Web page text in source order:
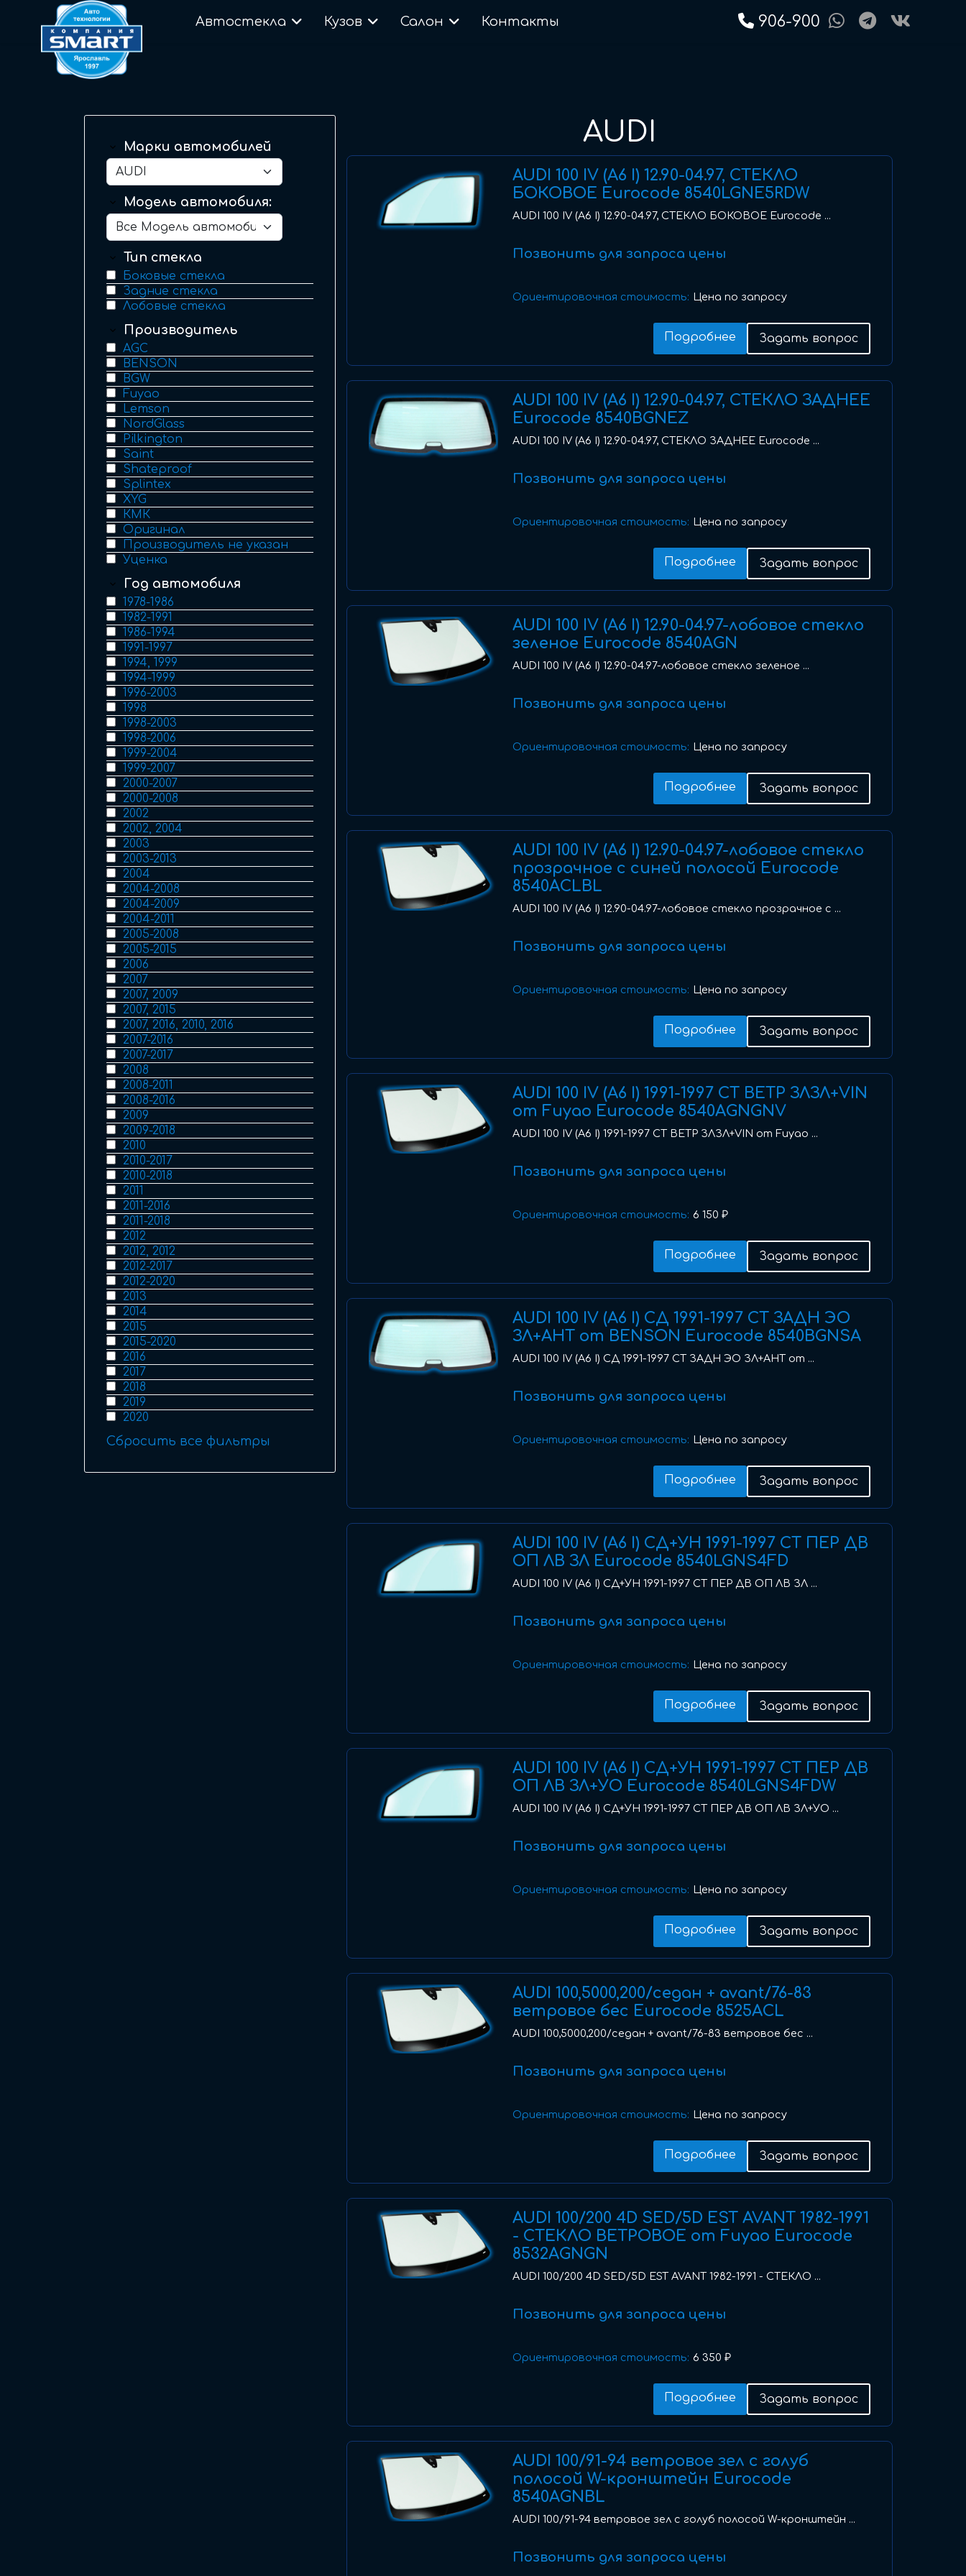
Автостекла Кузов Салон Контакты 906-900
Марки автомобилей
Модель автомобиля:
Тип стекла
Боковые стекла
Задние стекла
Лобовые стекла
Производитель
AGC
BENSON
BGW
Fuyao
Lemson
NordGlass
Pilkington
Saint
Shateproof
Splintex
XYG
КМК
Оригинал
Производитель не указан
Уценка
Год автомобиля
1978-1986
1982-1991
1986-1994
1991-1997
1994, 1999
1994-1999
1996-2003
1998
1998-2003
1998-2006
1999-2004
1999-2007
2000-2007
2000-2008
2002
2002, 2004
2003
2003-2013
2004
2004-2008
2004-2009
2004-2011
2005-2008
2005-2015
2006
2007
2007, 2009
2007, 2015
2007, 2016, 2010, 2016
2007-2016
2007-2017
2008
2008-2011
2008-2016
2009
2009-2018
2010
2010-2017
2010-2018
2011
2011-2016
2011-2018
2012
2012, 2012
2012-2017
2012-2020
2013
2014
2015
2015-2020
2016
2017
2018
2019
2020
Сбросить все фильтры
AUDI
AUDI 100 IV (A6 I) 12.90-04.97, СТЕКЛО
БОКОВОЕ Eurocode 8540LGNE5RDW
AUDI 100 IV (A6 I) 12.90-04.97, СТЕКЛО БОКОВОЕ Eurocode ...
Позвонить для запроса цены
Ориентировочная стоимость: Цена по запросу
Подробнее Задать вопрос
AUDI 100 IV (A6 I) 12.90-04.97, СТЕКЛО ЗАДНЕЕ
Eurocode 8540BGNEZ
AUDI 100 IV (A6 I) 12.90-04.97, СТЕКЛО ЗАДНЕЕ Eurocode ...
Позвонить для запроса цены
Ориентировочная стоимость: Цена по запросу
Подробнее Задать вопрос
AUDI 100 IV (A6 I) 12.90-04.97-лобовое стекло
зеленое Eurocode 8540AGN
AUDI 100 IV (A6 I) 12.90-04.97-лобовое стекло зеленое ...
Позвонить для запроса цены
Ориентировочная стоимость: Цена по запросу
Подробнее Задать вопрос
AUDI 100 IV (A6 I) 12.90-04.97-лобовое стекло
прозрачное с синей полосой Eurocode
8540ACLBL
AUDI 100 IV (A6 I) 12.90-04.97-лобовое стекло прозрачное с ...
Позвонить для запроса цены
Ориентировочная стоимость: Цена по запросу
Подробнее Задать вопрос
AUDI 100 IV (A6 I) 1991-1997 СТ ВЕТР ЗЛЗЛ+VIN
от Fuyao Eurocode 8540AGNGNV
AUDI 100 IV (A6 I) 1991-1997 СТ ВЕТР ЗЛЗЛ+VIN от Fuyao ...
Позвонить для запроса цены
Ориентировочная стоимость: 6 150 ₽
Подробнее Задать вопрос
AUDI 100 IV (A6 I) СД 1991-1997 СТ ЗАДН ЭО
ЗЛ+АНТ от BENSON Eurocode 8540BGNSA
AUDI 100 IV (A6 I) СД 1991-1997 СТ ЗАДН ЭО ЗЛ+АНТ от ...
Позвонить для запроса цены
Ориентировочная стоимость: Цена по запросу
Подробнее Задать вопрос
AUDI 100 IV (A6 I) СД+УН 1991-1997 СТ ПЕР ДВ
ОП ЛВ ЗЛ Eurocode 8540LGNS4FD
AUDI 100 IV (A6 I) СД+УН 1991-1997 СТ ПЕР ДВ ОП ЛВ ЗЛ ...
Позвонить для запроса цены
Ориентировочная стоимость: Цена по запросу
Подробнее Задать вопрос
AUDI 100 IV (A6 I) СД+УН 1991-1997 СТ ПЕР ДВ
ОП ЛВ ЗЛ+УО Eurocode 8540LGNS4FDW
AUDI 100 IV (A6 I) СД+УН 1991-1997 СТ ПЕР ДВ ОП ЛВ ЗЛ+УО ...
Позвонить для запроса цены
Ориентировочная стоимость: Цена по запросу
Подробнее Задать вопрос
AUDI 100,5000,200/седан + avant/76-83
ветровое бес Eurocode 8525ACL
AUDI 100,5000,200/седан + avant/76-83 ветровое бес ...
Позвонить для запроса цены
Ориентировочная стоимость: Цена по запросу
Подробнее Задать вопрос
AUDI 100/200 4D SED/5D EST AVANT 1982-1991
- СТЕКЛО ВЕТРОВОЕ от Fuyao Eurocode
8532AGNGN
AUDI 100/200 4D SED/5D EST AVANT 1982-1991 - СТЕКЛО ...
Позвонить для запроса цены
Ориентировочная стоимость: 6 350 ₽
Подробнее Задать вопрос
AUDI 100/91-94 ветровое зел с голуб
полосой W-кронштейн Eurocode
8540AGNBL
AUDI 100/91-94 ветровое зел с голуб полосой W-кронштейн ...
Позвонить для запроса цены